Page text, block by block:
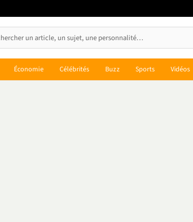
Économie Célébrités Buzz Sports Vidéos